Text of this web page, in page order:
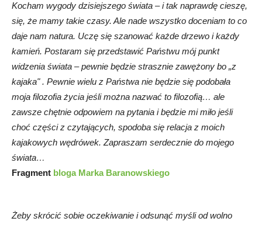
Kocham wygody dzisiejszego świata – i tak naprawdę cieszę,
się, że mamy takie czasy. Ale nade wszystko doceniam to co
daje nam natura. Uczę się szanować każde drzewo i każdy
kamień. Postaram się przedstawić Państwu mój punkt
widzenia świata – pewnie będzie strasznie zawężony bo „z
kajaka" . Pewnie wielu z Państwa nie będzie się podobała
moja filozofia życia jeśli można nazwać to filozofią… ale
zawsze chętnie odpowiem na pytania i będzie mi miło jeśli
choć części z czytających, spodoba się relacja z moich
kajakowych wędrówek. Zapraszam serdecznie do mojego
świata…
Fragment bloga Marka Baranowskiego
Żeby skrócić sobie oczekiwanie i odsunąć myśli od wolno